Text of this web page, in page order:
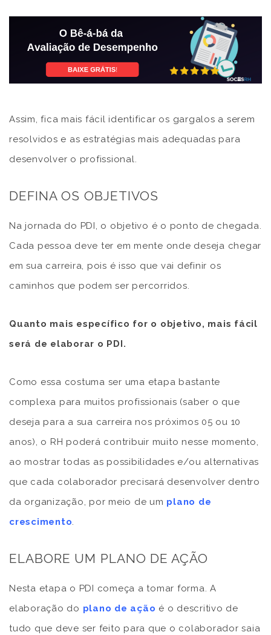
Assim, fica mais fácil identificar os gargalos a serem
resolvidos e as estratégias mais adequadas para
desenvolver o profissional.
DEFINA OS OBJETIVOS
Na jornada do PDI, o objetivo é o ponto de chegada.
Cada pessoa deve ter em mente onde deseja chegar
em sua carreira, pois é isso que vai definir os
caminhos que podem ser percorridos.
Quanto mais específico for o objetivo, mais fácil
será de elaborar o PDI.
Como essa costuma ser uma etapa bastante
complexa para muitos profissionais (saber o que
deseja para a sua carreira nos próximos 05 ou 10
anos), o RH poderá contribuir muito nesse momento,
ao mostrar todas as possibilidades e/ou alternativas
que cada colaborador precisará desenvolver dentro
da organização, por meio de um plano de
crescimento
ELABORE UM PLANO DE AÇÃO
Nesta etapa o PDI começa a tomar forma. A
elaboração do plano de ação é o descritivo de
tudo que deve ser feito para que o colaborador saia